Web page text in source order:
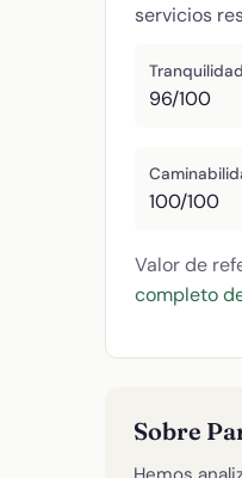
servicios
Tranquilidad
96/100
100/100
Valor de
completo
Sobre